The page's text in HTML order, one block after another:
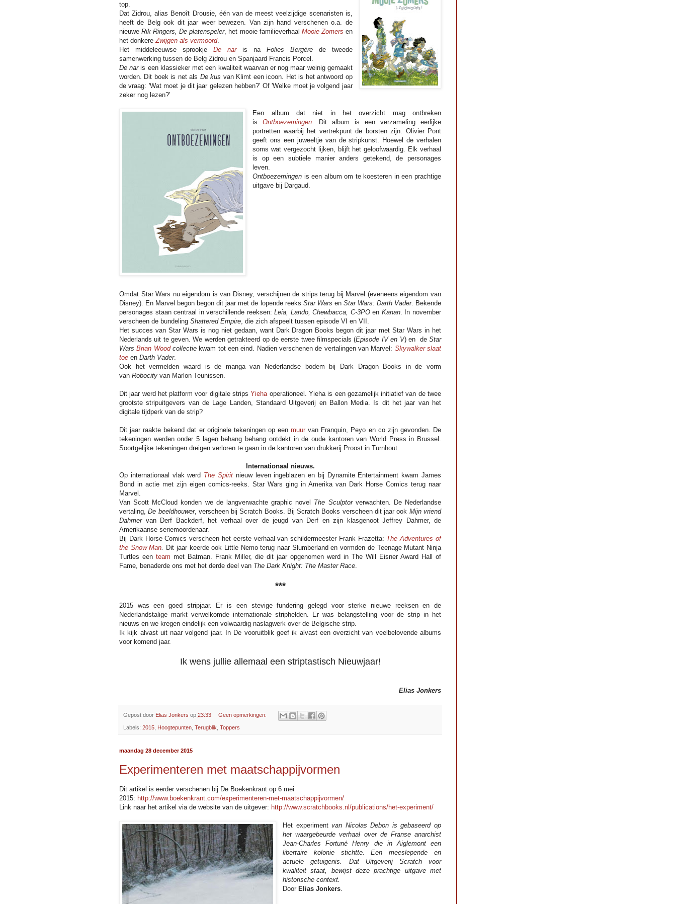
top.
Dat Zidrou, alias Benoît Drousie, één van de meest veelzijdige scenaristen is,
heeft de Belg ook dit jaar weer bewezen. Van zijn hand verschenen o.a. de
nieuweRik Ringers, De platenspeler, het mooie familieverhaal Mooie Zomers en
het donkereZwijgen als vermoord.
Het middeleeuwse sprookje De nar is na Folies Bergèrede tweede
samenwerking tussen de Belg Zidrou en Spanjaard Francis Porcel.
De naris een klassieker met een kwaliteit waarvan er nog maar weinig gemaakt
worden. Dit boek is net als De kus van Klimt een icoon. Het is het antwoord op
de vraag: 'Wat moet je dit jaar gelezen hebben?' Of 'Welke moet je volgend jaar
zeker nog lezen?'
Een album dat niet in het overzicht mag ontbreken
isOntboezemingen. Dit album is een verzameling eerlijke
portretten waarbij het vertrekpunt de borsten zijn. Olivier Pont
geeft ons een juweeltje van de stripkunst. Hoewel de verhalen
soms wat vergezocht lijken, blijft het geloofwaardig. Elk verhaal
is op een subtiele manier anders getekend, de personages
leven.
Ontboezemingen is een album om te koesteren in een prachtige
uitgave bij Dargaud.
Omdat Star Wars nu eigendom is van Disney, verschijnen de strips terug bij Marvel (eveneens eigendom van
Disney). En Marvel begon begon dit jaar met de lopende reeks Star Wars en Star Wars: Darth Vader. Bekende
personages staan centraal in verschillende reeksen:Leia, Lando, Chewbacca, C-3POen Kanan. In november
verscheen de bundeling Shattered Empire, die zich afspeelt tussen episode VI en VII.
Het succes van Star Wars is nog niet gedaan, want Dark Dragon Books begon dit jaar met Star Wars in het
Nederlands uit te geven. We werden getrakteerd op de eerste twee filmspecials (Episode IV en V) en deStar
WarsBrian Woodcollectie kwam tot een eind. Nadien verschenen de vertalingen van Marvel: Skywalker slaat
toe en Darth Vader.
Ook het vermelden waard is de manga van Nederlandse bodem bij Dark Dragon Books in de vorm
van Robocity van Marlon Teunissen.
Dit jaar werd het platform voor digitale stripsYiehaoperationeel. Yieha is een gezamelijk initiatief van de twee
grootste stripuitgevers van de Lage Landen, Standaard Uitgeverij en Ballon Media. Is dit het jaar van het
digitale tijdperk van de strip?
Dit jaar raakte bekend dat er originele tekeningen op eenmuur van Franquin, Peyo en co zijn gevonden. De
tekeningen werden onder 5 lagen behang behang ontdekt in de oude kantoren van World Press in Brussel.
Soortgelijke tekeningen dreigen verloren te gaan in de kantoren van drukkerij Proost in Turnhout.
Internationaal nieuws.
Op internationaal vlak werd The Spiritnieuw leven ingeblazen en bij Dynamite Entertainment kwam James
Bond in actie met zijn eigen comics-reeks. Star Wars ging in Amerika van Dark Horse Comics terug naar
Marvel.
Van Scott McCloud konden we de langverwachte graphic novel The Sculptor verwachten. De Nederlandse
vertaling,De beeldhouwer, verscheen bij Scratch Books. Bij Scratch Books verscheen dit jaar ook Mijn vriend
Dahmervan Derf Backderf, het verhaal over de jeugd van Derf en zijn klasgenoot Jeffrey Dahmer, de
Amerikaanse seriemoordenaar.
Bij Dark Horse Comics verscheen het eerste verhaal van schildermeester Frank Frazetta: The Adventures of
the Snow Man. Dit jaar keerde ook Little Nemo terug naar Slumberland en vormden de Teenage Mutant Ninja
Turtles een team met Batman. Frank Miller, die dit jaar opgenomen werd in The Will Eisner Award Hall of
Fame, benaderde ons met het derde deel van The Dark Knight: The Master Race.
***
2015 was een goed stripjaar. Er is een stevige fundering gelegd voor sterke nieuwe reeksen en de
Nederlandstalige markt verwelkomde internationale striphelden. Er was belangstelling voor de strip in het
nieuws en we kregen eindelijk een volwaardig naslagwerk over de Belgische strip.
Ik kijk alvast uit naar volgend jaar. In De vooruitblik geef ik alvast een overzicht van veelbelovende albums
voor komend jaar.
Ik wens jullie allemaal een striptastisch Nieuwjaar!
Elias Jonkers
Gepost door Elias Jonkers op 23:33 Geen opmerkingen:
Labels: 2015 Hoogtepunten Terugblik Toppers
maandag 28 december 2015
Experimenteren met maatschappijvormen
Dit artikel is eerder verschenen bij De Boekenkrant op 6 mei
2015: http://www.boekenkrant.com/experimenteren-met-maatschappijvormen/
Link naar het artikel via de website van de uitgever: http://www.scratchbooks.nl/publications/het-experiment/
Het experimentvan Nicolas Debon is gebaseerd op
het waargebeurde verhaal over de Franse anarchist
Jean-Charles Fortuné Henry die in Aiglemont een
libertaire kolonie stichtte. Een meeslepende en
actuele getuigenis. Dat Uitgeverij Scratch voor
kwaliteit staat, bewijst deze prachtige uitgave met
historische context.
Door Elias Jonkers